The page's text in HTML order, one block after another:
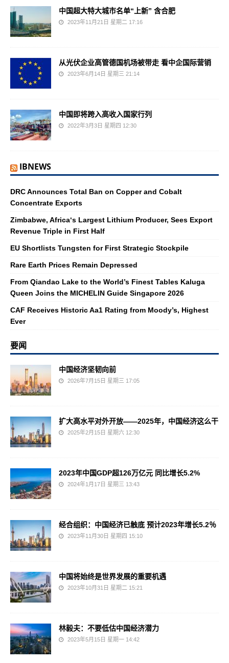
中国超大特大城市名单“上新” 含合肥
2023年11月21日 星期二 17:16
从光伏企业高管德国机场被带走 看中企国际营销
2023年6月14日 星期三 21:14
中国即将跨入高收入国家行列
2022年3月3日 星期四 12:30
IBNEWS
DRC Announces Total Ban on Copper and Cobalt
Concentrate Exports
Zimbabwe, Africa‘s Largest Lithium Producer, Sees Export
Revenue Triple in First Half
EU Shortlists Tungsten for First Strategic Stockpile
Rare Earth Prices Remain Depressed
From Qiandao Lake to the World’s Finest Tables Kaluga
Queen Joins the MICHELIN Guide Singapore 2026
CAF Receives Historic Aa1 Rating from Moody’s, Highest
Ever
要闻
中国经济坚韧向前
2026年7月15日 星期三 17:05
扩大高水平对外开放——2025年，中国经济这么干
2025年2月15日 星期六 12:30
2023年中国GDP超126万亿元 同比增长5.2%
2024年1月17日 星期三 13:43
经合组织：中国经济已触底 预计2023年增长5.2％
2023年11月30日 星期四 15:10
中国将始终是世界发展的重要机遇
2023年10月31日 星期二 15:21
林毅夫：不要低估中国经济潜力
2023年5月15日 星期一 14:42